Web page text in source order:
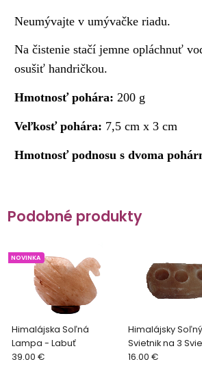
Neumývajte v umývačke riadu.
Na čistenie stačí jemne opláchnuť
osušiť handričkou.
Hmotnosť pohára: 200 g
Veľkosť pohára: 7,5 cm x 3 cm
Hmotnosť podnosu s dvoma
Podobné produkty
Himalájska Soľná
Lampa - Labuť
NOVINKA
39.00 €
Himalájsky Soľný
Svietnik na 3
16.00 €